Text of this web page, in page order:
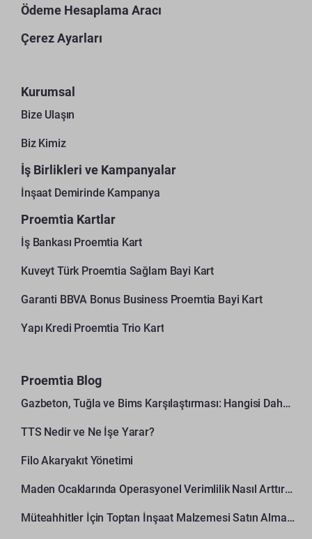
Ödeme Hesaplama Aracı
Çerez Ayarları
Kurumsal
Bize Ulaşın
Biz Kimiz
İş Birlikleri ve Kampanyalar
İnşaat Demirinde Kampanya
Proemtia Kartlar
İş Bankası Proemtia Kart
Kuveyt Türk Proemtia Sağlam Bayi Kart
Garanti BBVA Bonus Business Proemtia Bayi Kart
Yapı Kredi Proemtia Trio Kart
Proemtia Blog
Gazbeton, Tuğla ve Bims Karşılaştırması: Hangisi Daha Avantajlı?
TTS Nedir ve Ne İşe Yarar?
Filo Akaryakıt Yönetimi
Maden Ocaklarında Operasyonel Verimlilik Nasıl Arttırılır?
Müteahhitler İçin Toptan İnşaat Malzemesi Satın Alma Rehberi